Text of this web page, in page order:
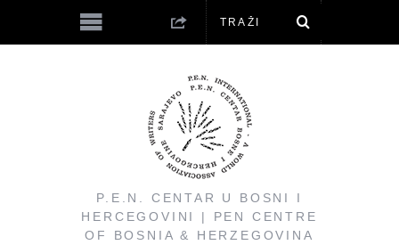
P.E.N. CENTAR U BOSNI I
HERCEGOVINI | PEN CENTRE
OF BOSNIA & HERZEGOVINA